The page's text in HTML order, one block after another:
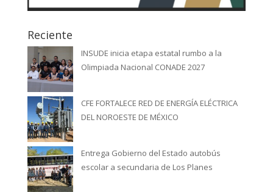
Reciente
INSUDE inicia etapa estatal rumbo a la
Olimpiada Nacional CONADE 2027
CFE FORTALECE RED DE ENERGÍA ELÉCTRICA
DEL NOROESTE DE MÉXICO
Entrega Gobierno del Estado autobús
escolar a secundaria de Los Planes